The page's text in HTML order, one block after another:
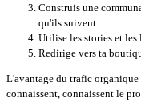
Construis une
qu'ils suivent
Utilise les stories et les
Redirige vers ta
L'avantage du trafic
connaissent, connaissent le